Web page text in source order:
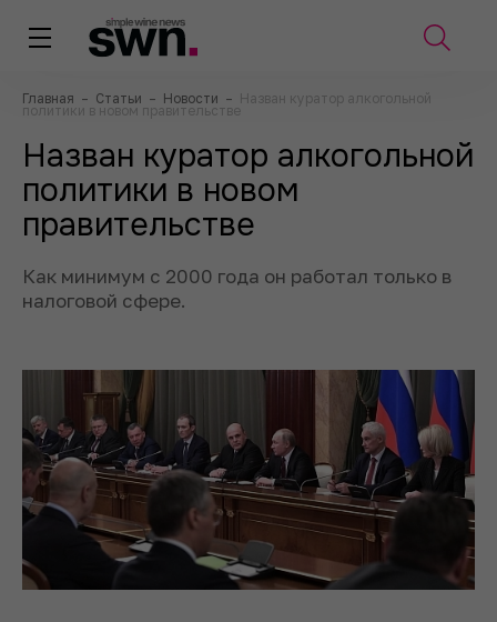
Главная – Статьи – Новости – Назван куратор алкогольной
политики в новом правительстве
Назван куратор алкогольной
политики в новом
правительстве
Как минимум с 2000 года он работал только в
налоговой сфере.